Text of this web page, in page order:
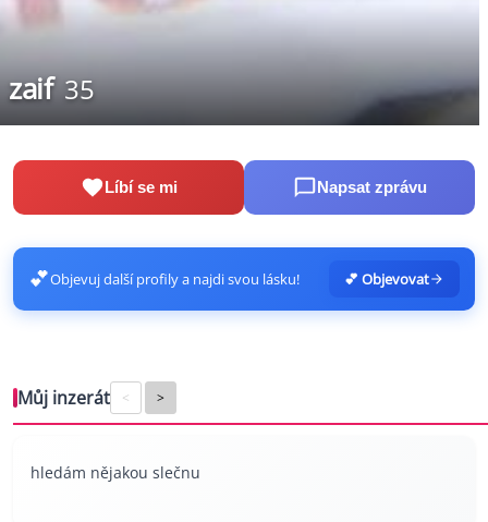
zaif 35
Líbí se mi Napsat zprávu
💕Objevuj další profily a najdi svou lásku! 💕 Objevovat
Můj inzerát < >
hledám nějakou slečnu